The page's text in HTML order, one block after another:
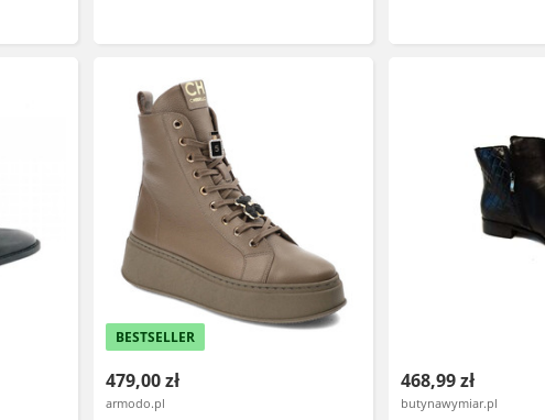
BESTSELLER
479,00 zł
armodo.pl
468,99 zł
butynawymiar.pl